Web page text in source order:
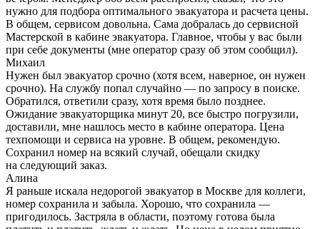
нужно для подбора оптимального эвакуатора и расчета цены.
В общем, сервисом довольна. Сама добралась до сервисной
Мастерской в кабине эвакуатора. Главное, чтобы у вас были
при себе документы (мне оператор сразу об этом сообщил).
Михаил
Нужен был эвакуатор срочно (хотя всем, наверное, он нужен
срочно). На службу попал случайно — по запросу в поиске.
Обратился, ответили сразу, хотя время было позднее.
Ожидание эвакуаторщика минут 20, все быстро погрузили,
доставили, мне нашлось место в кабине оператора. Цена
техпомощи и сервиса на уровне. В общем, рекомендую.
Сохранил номер на всякий случай, обещали скидку
на следующий заказ.
Алина
Я раньше искала недорогой эвакуатор в Москве для коллеги,
номер сохранила и забыла. Хорошо, что сохранила —
пригодилось. Застряла в области, поэтому готова была